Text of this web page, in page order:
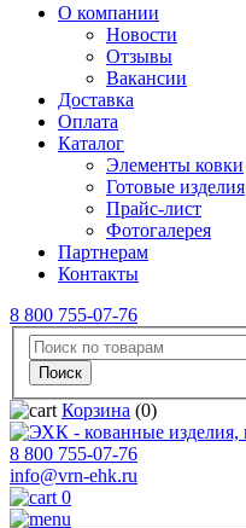
О компании
Новости
Отзывы
Вакансии
Доставка
Оплата
Каталог
Элементы ковки
Готовые изделия
Прайс-лист
Фотогалерея
Партнерам
Контакты
8 800 755-07-76
Корзина (0)
8 800 755-07-76
info@vrn-ehk.ru
0